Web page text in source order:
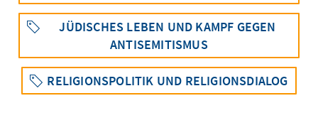
JÜDISCHES LEBEN UND KAMPF GEGEN
ANTISEMITISMUS
RELIGIONSPOLITIK UND RELIGIONSDIALOG